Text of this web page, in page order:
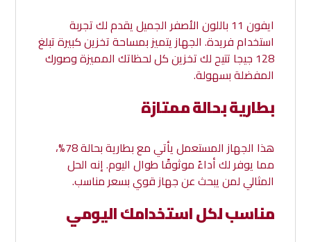
ايفون 11 باللون الأصفر الجميل يقدم لك تجربة
استخدام فريدة. الجهاز يتميز بمساحة تخزين كبيرة تبلغ
128 جيجا تتيح لك تخزين كل لحظاتك المميزة وصورك
المفضلة بسهولة.
بطارية بحالة ممتازة
هذا الجهاز المستعمل يأتي مع بطارية بحالة 78%،
مما يوفر لك أداءً موثوقًا طوال اليوم. إنه الحل
المثالي لمن يبحث عن جهاز قوي بسعر مناسب.
مناسب لكل استخدامك اليومي